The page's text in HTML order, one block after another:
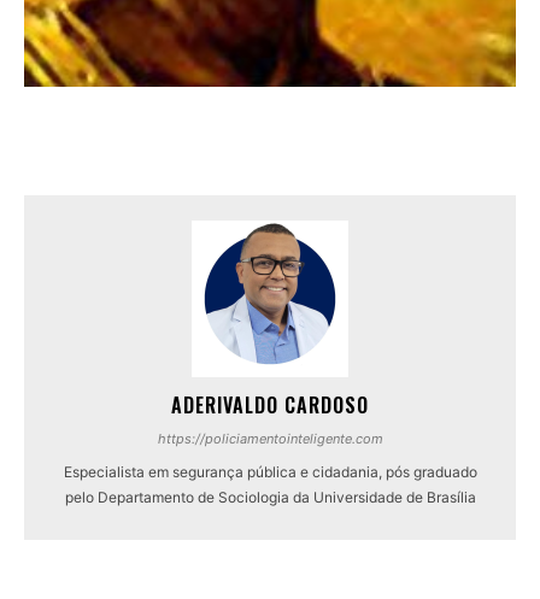
ADERIVALDO CARDOSO
https://policiamentointeligente.com
Especialista em segurança pública e cidadania, pós graduado
pelo Departamento de Sociologia da Universidade de Brasília